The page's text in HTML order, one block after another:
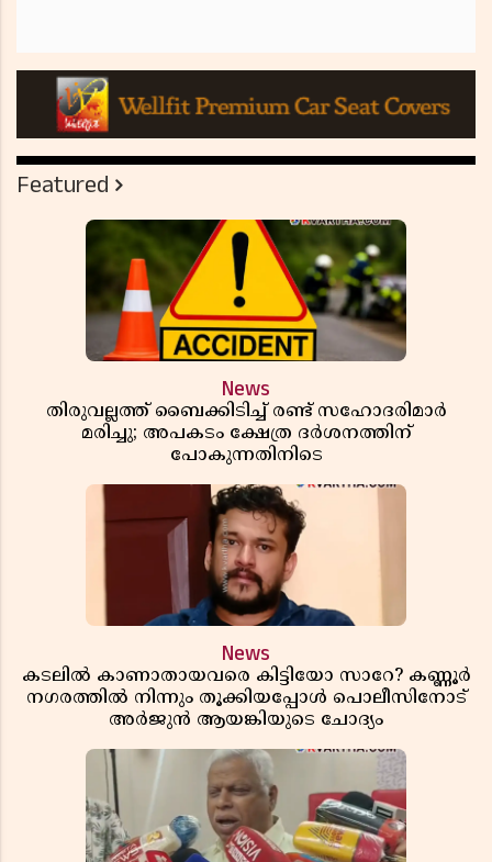
Featured
News
തിരുവല്ലത്ത് ബൈക്കിടിച്ച് രണ്ട് സഹോദരിമാർ
മരിച്ചു; അപകടം ക്ഷേത്ര ദർശനത്തിന്
പോകുന്നതിനിടെ
News
കടലിൽ കാണാതായവരെ കിട്ടിയോ സാറേ? കണ്ണൂർ
നഗരത്തിൽ നിന്നും തൂക്കിയപ്പോൾ പൊലീസിനോട്
അർജുൻ ആയങ്കിയുടെ ചോദ്യം